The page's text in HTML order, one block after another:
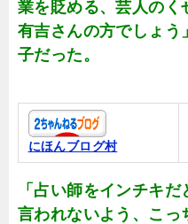
業を貶める、芸人のく
有吉さんの方でしょう
子だった。
にほんブログ村
「占い師をインチキ
言われないよう、こっ